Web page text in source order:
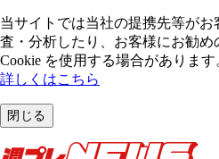
当サイトでは当社の提携先等が
査・分析したり、お客様にお勧
Cookie を使⽤する場合があります
詳しくはこちら
閉じる